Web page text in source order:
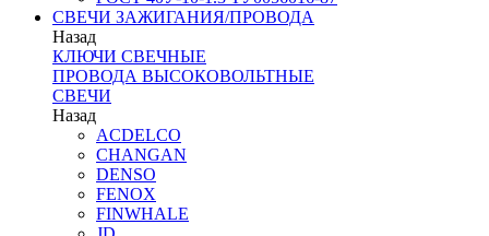
СВЕЧИ ЗАЖИГАНИЯ/ПРОВОДА
Назад
КЛЮЧИ СВЕЧНЫЕ
ПРОВОДА ВЫСОКОВОЛЬТНЫЕ
СВЕЧИ
Назад
ACDELCO
CHANGAN
DENSO
FENOX
FINWHALE